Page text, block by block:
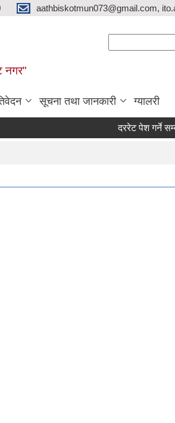
aathbiskotmun073@gmail.com,
नगर"
सूचना तथा जानकारी ग्यालरी
दररेट पेश गर्ने सम्बन्धमा